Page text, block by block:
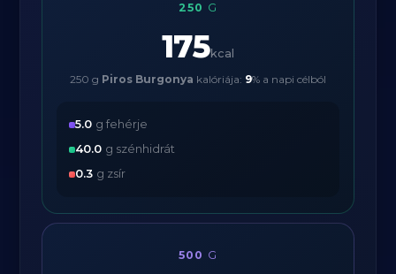
250 G
175kcal
250 g Piros Burgonya kalóriája: 9% a napi célból
5.0 g fehérje
40.0 g szénhidrát
0.3 g zsír
500 G